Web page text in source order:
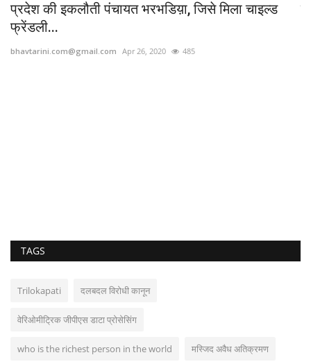
प्रदेश की इकलौती पंचायत भरभडिय़ा, जिसे मिला चाइल्ड
फ्रेंडली...
bhavtarini.com@gmail.com Apr 26, 2020 485
TAGS
Trilokapati दलबदल विरोधी कानून
वेरिओमीट्रिक जीपीएस डाटा प्रोसेसिंग
who is the richest person in the world मस्जिद अवैध अतिक्रमण